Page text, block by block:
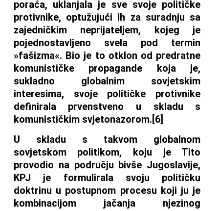
poraća, uklanjala je sve svoje političke
protivnike, optužujući ih za suradnju sa
zajedničkim neprijateljem, kojeg je
pojednostavljeno svela pod termin
»fašizma«. Bio je to otklon od predratne
komunističke propagande koja je,
sukladno globalnim sovjetskim
interesima, svoje političke protivnike
definirala prvenstveno u skladu s
komunističkim svjetonazorom.[6]
U skladu s takvom globalnom
sovjetskom politikom, koju je Tito
provodio na području bivše Jugoslavije,
KPJ je formulirala svoju političku
doktrinu u postupnom procesu koji ju je
kombinacijom jačanja njezinog